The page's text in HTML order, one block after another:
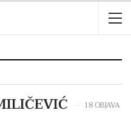
18 OBJAVA